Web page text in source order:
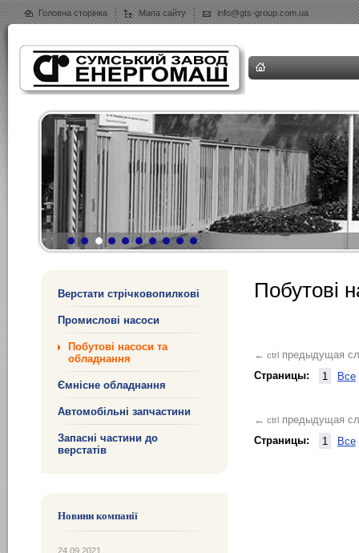
Головна сторінка Мапа сайту info@gts-group.com.ua
Верстати стрічковопилкові
Промислові насоси
Побутові насоси та
обладнання
Ємнісне обладнання
Автомобільні запчастини
Запасні частини до
верстатів
Новини компанії
24.09.2021
Побутові
← ctrl предыдущая
Страницы:
1 Все
← ctrl предыдущая
Страницы:
1 Все